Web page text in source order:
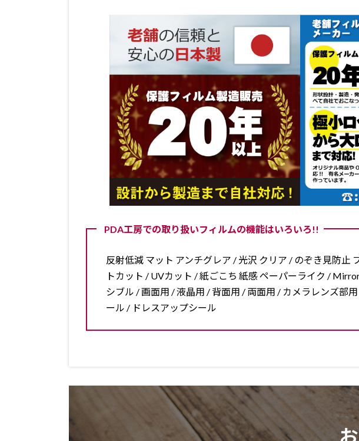
PDA工房での取り扱いフィルムの機能はいろいろ!!
反射低減 マット アンチグレア / 光沢 クリア / のぞき見防
トカット / UVカット / 紙ごこち 紙感 ペーパーライク /
シブル / 画面用 / 液晶用 / 背面用 / 両面用 / カメラレンズ部
ール / ドレスアップシール